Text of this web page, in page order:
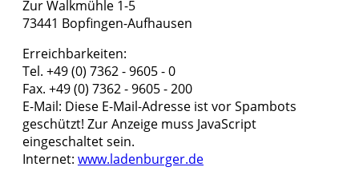
Zur Walkmühle 1-5
73441 Bopfingen-Aufhausen
Erreichbarkeiten:
Tel. +49 (0) 7362 - 9605 - 0
Fax. +49 (0) 7362 - 9605 - 200
E-Mail: Diese E-Mail-Adresse ist vor Spambots
geschützt! Zur Anzeige muss JavaScript
eingeschaltet sein.
Internet: www.ladenburger.de